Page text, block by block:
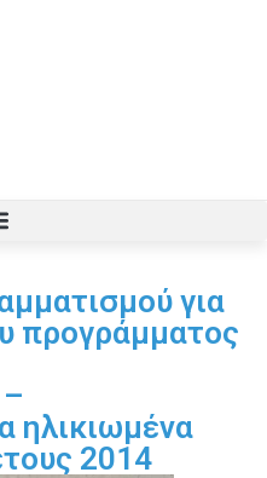
για
προγράμματος
ηλικιωμένα
2014